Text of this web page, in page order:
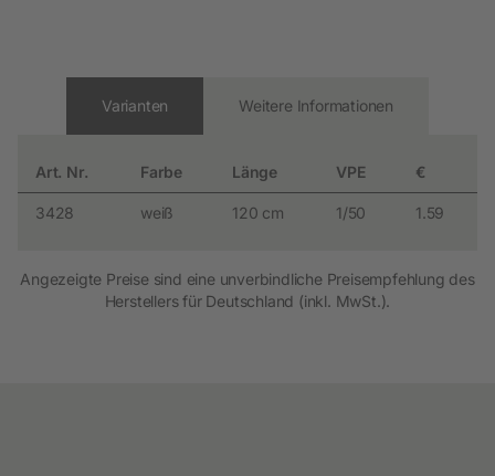
Varianten
Art. Nr. Farbe Länge VPE €
3428 weiß 120 cm 1/50 1.59
Weitere Informationen
Angezeigte Preise sind eine unverbindliche Preisempfehlung des
Herstellers für Deutschland (inkl. MwSt.).